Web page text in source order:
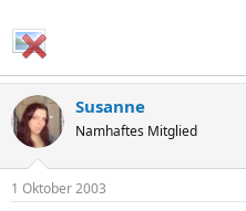
Susanne
Namhaftes Mitglied
1 Oktober 2003